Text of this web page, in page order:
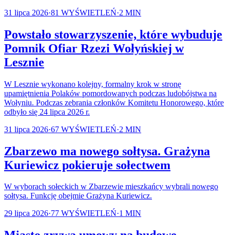
31 lipca 2026·81 WYŚWIETLEŃ·2 MIN
Powstało stowarzyszenie, które wybuduje
Pomnik Ofiar Rzezi Wołyńskiej w
Lesznie
W Lesznie wykonano kolejny, formalny krok w stronę
upamiętnienia Polaków pomordowanych podczas ludobójstwa na
Wołyniu. Podczas zebrania członków Komitetu Honorowego, które
odbyło się 24 lipca 2026 r.
31 lipca 2026·67 WYŚWIETLEŃ·2 MIN
Zbarzewo ma nowego sołtysa. Grażyna
Kuriewicz pokieruje sołectwem
W wyborach sołeckich w Zbarzewie mieszkańcy wybrali nowego
sołtysa. Funkcję obejmie Grażyna Kuriewicz.
29 lipca 2026·77 WYŚWIETLEŃ·1 MIN